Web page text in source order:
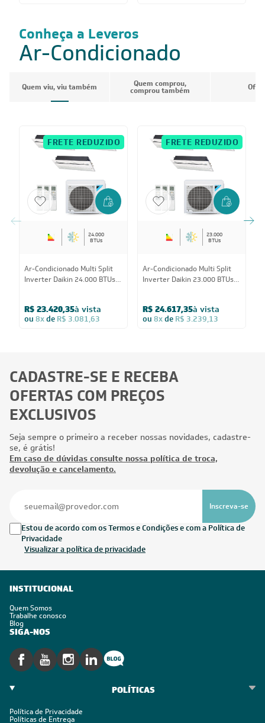
Conheça a Leveros
Ar-Condicionado
Quem viu, viu também Quem comprou,
comprou também
FRETE REDUZIDO
24.000
BTUs
Ar-Condicionado Multi Split
Inverter Daikin 24.000 BTUs
R$ 23.420,35à vista
ou 8xde R$ 3.081,63
FRETE REDUZIDO
23.000
BTUs
Ar-Condicionado Multi Split
Inverter Daikin 23.000 BTUs
18.000) Quente/Frio 220V
R$ 24.617,35à vista
ou 8xde R$ 3.239,13
CADASTRE-SE E RECEBA
OFERTAS COM PREÇOS
EXCLUSIVOS
Seja sempre o primeiro a receber nossas novidades, cadastre-
se, é grátis!
Em caso de dúvidas consulte nossa política de troca,
devolução e cancelamento.
Inscreva-se
Estou de acordo com os Termos e Condições e com a Política de
Privacidade
Visualizar a política de privacidade
INSTITUCIONAL
Quem Somos
Trabalhe conosco
Blog
SIGA-NOS
POLÍTICAS
Política de Privacidade
Políticas de Entrega